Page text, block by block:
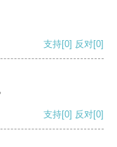
支持[0] 反对[0]
支持[0] 反对[0]